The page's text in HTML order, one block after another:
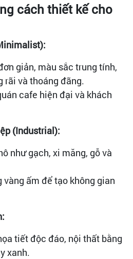
cách thiết kế cho
giản, màu sắc trung tính,
rãi và thoáng đãng.
cafe hiện đại và khách
(Industrial):
như gạch, xi măng, gỗ và
vàng ấm để tạo không gian
tiết độc đáo, nội thất bằng
xanh.